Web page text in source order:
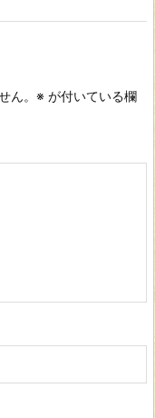
ん。 ※ が付いている欄